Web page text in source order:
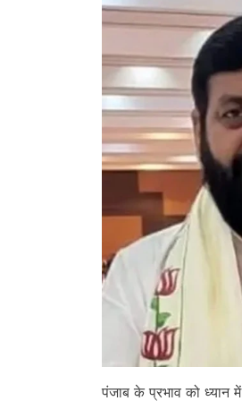
पंजाब के प्रभाव को ध्यान